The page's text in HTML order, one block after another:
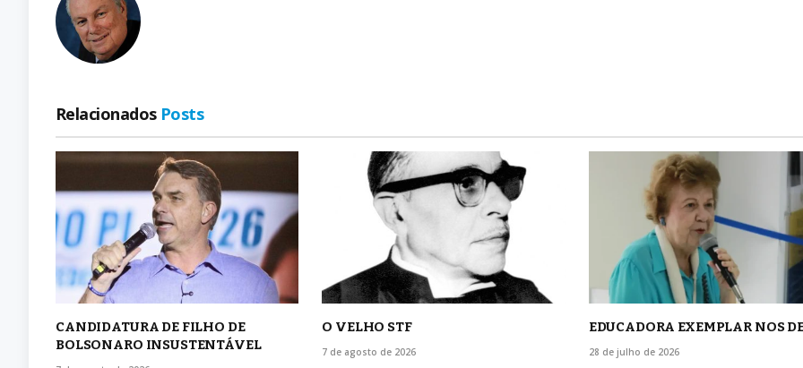
Relacionados Posts
CANDIDATURA DE FILHO DE
BOLSONARO INSUSTENTÁVEL
O VELHO STF
7 de agosto de 2026
EDUCADORA EXEMPLAR NOS
28 de julho de 2026